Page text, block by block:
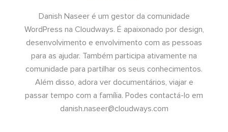
Danish Naseer é um gestor da comunidade
WordPress na Cloudways. É apaixonado por design,
desenvolvimento e envolvimento com as pessoas
para as ajudar. Também participa ativamente na
comunidade para partilhar os seus conhecimentos.
Além disso, adora ver documentários, viajar e
passar tempo com a família. Podes contactá-lo em
danish.naseer@cloudways.com